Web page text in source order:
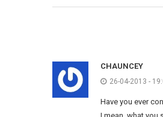
CHAUNCEY
26-04-2013 -
Have you ever